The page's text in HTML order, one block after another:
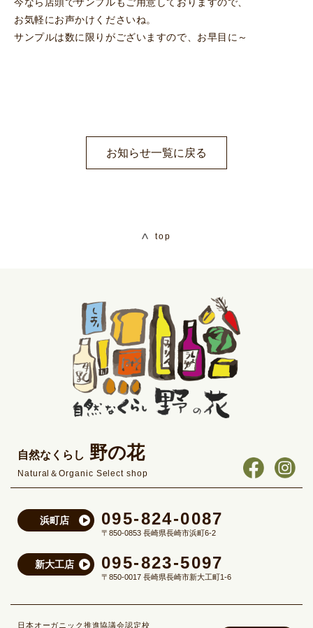
お気軽にお声かけくださいね。
サンプルは数に限りがございますので、お早目に～
お知らせ一覧に戻る
top
自然なくらし 野の花
Natural＆Organic Select shop
浜町店 095-824-0087
〒850-0853 長崎県長崎市浜町6-2
新大工店 095-823-5097
〒850-0017 長崎県長崎市新大工町1-6
日本オーガニック推進協議会認定校